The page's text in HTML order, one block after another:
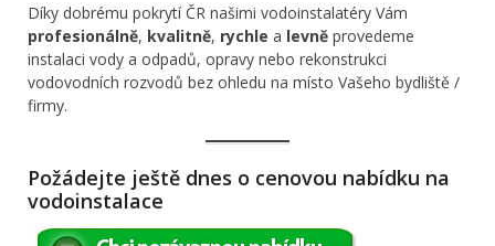
Díky dobrému pokrytí ČR našimi vodoinstalatéry Vám
profesionálně, kvalitně, rychle a levně provedeme
instalaci vody a odpadů, opravy nebo rekonstrukci
vodovodních rozvodů bez ohledu na místo Vašeho bydliště /
firmy.
Požádejte ještě dnes o cenovou nabídku na
vodoinstalace